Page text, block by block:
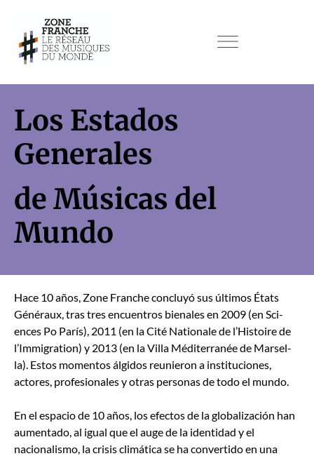
Los Estados
Generales
de Músicas del
Mundo
Hace 10 años, Zone Franche con­cluyó sus últi­mos États
Généraux, tras tres encuen­tros bien­ales en 2009 (en Sci­
ences Po París), 2011 (en la Cité Nationale de l’His­toire de
l’Im­mi­gra­tion) y 2013 (en la Vil­la Méditer­ranée de Marsel­
la). Estos momen­tos álgi­dos reunieron a insti­tu­ciones,
actores, pro­fe­sion­ales y otras per­sonas de todo el mun­do.
En el espa­cio de 10 años, los efec­tos de la glob­al­ización han
aumen­ta­do, al igual que el auge de la iden­ti­dad y el
nacional­is­mo, la cri­sis climáti­ca se ha con­ver­tido en una